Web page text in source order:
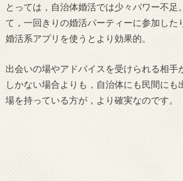
とっては，自治体婚活では少々パワー不足
て，一回きりの婚活パーティーに参加した
婚活系アプリを使うとより効果的。
出会いの場やアドバイスを受けられる相手
しかない場合よりも，自治体にも民間にも
場を持っている方が，より確実なのです。